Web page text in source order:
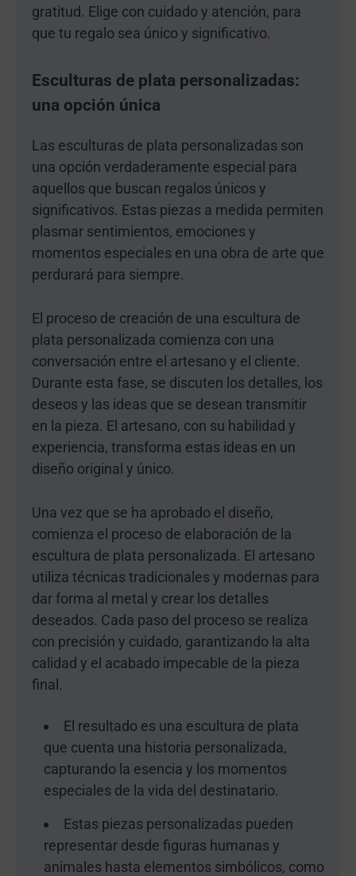
gratitud. Elige con cuidado y atención, para
que tu regalo sea único y significativo.
Esculturas de plata personalizadas:
una opción única
Las esculturas de plata personalizadas son
una opción verdaderamente especial para
aquellos que buscan regalos únicos y
significativos. Estas piezas a medida permiten
plasmar sentimientos, emociones y
momentos especiales en una obra de arte que
perdurará para siempre.
El proceso de creación de una escultura de
plata personalizada comienza con una
conversación entre el artesano y el cliente.
Durante esta fase, se discuten los detalles, los
deseos y las ideas que se desean transmitir
en la pieza. El artesano, con su habilidad y
experiencia, transforma estas ideas en un
diseño original y único.
Una vez que se ha aprobado el diseño,
comienza el proceso de elaboración de la
escultura de plata personalizada. El artesano
utiliza técnicas tradicionales y modernas para
dar forma al metal y crear los detalles
deseados. Cada paso del proceso se realiza
con precisión y cuidado, garantizando la alta
calidad y el acabado impecable de la pieza
final.
El resultado es una escultura de plata
que cuenta una historia personalizada,
capturando la esencia y los momentos
especiales de la vida del destinatario.
Estas piezas personalizadas pueden
representar desde figuras humanas y
animales hasta elementos simbólicos, como